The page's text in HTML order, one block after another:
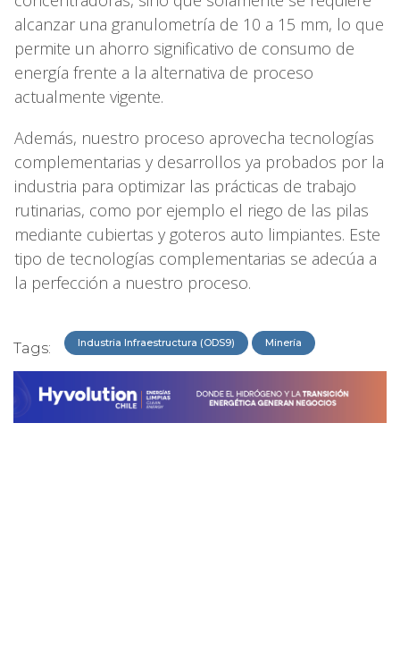
alcanzar una granulometría de 10 a 15 mm, lo que
permite un ahorro significativo de consumo de
energía frente a la alternativa de proceso
actualmente vigente.
Además, nuestro proceso aprovecha tecnologías
complementarias y desarrollos ya probados por la
industria para optimizar las prácticas de trabajo
rutinarias, como por ejemplo el riego de las pilas
mediante cubiertas y goteros auto limpiantes. Este
tipo de tecnologías complementarias se adecúa a
la perfección a nuestro proceso.
Tags: Industria Infraestructura (ODS9) Minería